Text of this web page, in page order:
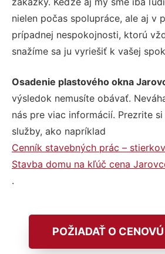
nielen počas spolupráce, ale aj v
prípadnej nespokojnosti, ktorú
snažíme sa ju vyriešiť k vašej
Osadenie plastového okna
výsledok nemusíte obávať.
nás pre viac informácií. Prezrite
služby, ako napríklad
Cenník stavebných prác –
Stavba domu na kľúč cena
.
POŽIADAŤ O